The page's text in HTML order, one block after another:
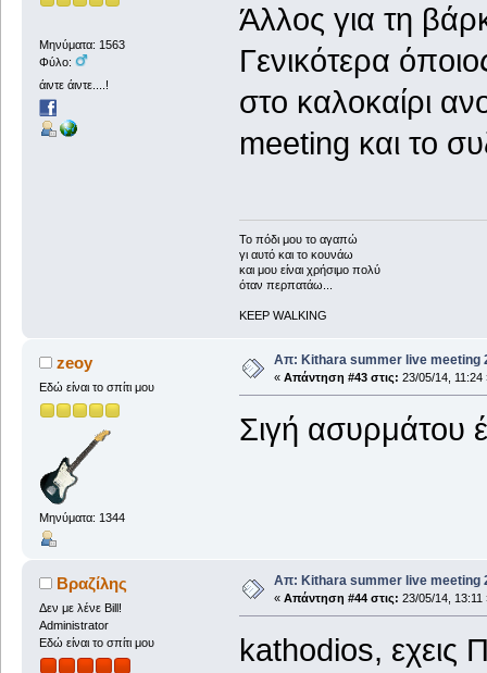
Μηνύματα: 1563
Φύλο:
άιντε άιντε....!
Άλλος για τη
Γενικότερα
στο καλοκαίρι
meeting και το
To πόδι μου το αγαπώ
γι αυτό και το κουνάω
και μου είναι χρήσιμο πολύ
όταν περπατάω...
KEEP WALKING
zeoy
Εδώ είναι το σπίτι μου
Μηνύματα: 1344
Απ: Kithara summer live meeting
« Απάντηση #43 στις: 23/05/14, 11:24
Σιγή ασυρμάτου
Βραζίλης
Δεν με λένε Bill!
Administrator
Εδώ είναι το σπίτι μου
Απ: Kithara summer live meeting
« Απάντηση #44 στις: 23/05/14, 13:11
kathodios, εχεις